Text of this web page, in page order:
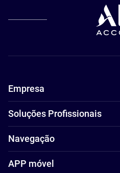
Empresa
Soluções Profissionais
Navegação
APP móvel